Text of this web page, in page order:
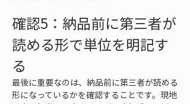
確認5：納品前に第三者が
読める形で単位を明記す
る
最後に重要なのは、納品前に第三者が読める
形になっているかを確認することです。現地